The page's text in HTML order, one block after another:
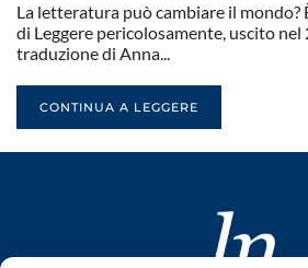
La letteratura può cambiare il mondo?
di Leggere pericolosamente, uscito
traduzione di Anna...
CONTINUA A LEGGERE